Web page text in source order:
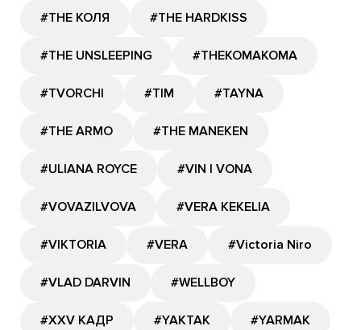
#THE КОЛЯ #THE HARDKISS
#THE UNSLEEPING #THEKOMAKOMA
#TVORCHI #TIM #TAYNA
#THE ARMO #THE MANEKEN
#ULIANA ROYCE #VIN I VONA
#VOVAZILVOVA #VERA KEKELIA
#VIKTORIA #VERA #Victoria Niro
#VLAD DARVIN #WELLBOY
#XXV КАДР #YAKTAK #YARMAK